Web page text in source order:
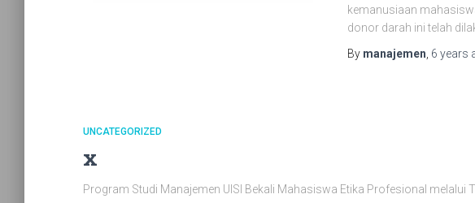
kemanusiaan
donor darah ini telah
By manajemen 6 years
UNCATEGORIZED
x
Program Studi Manajemen UISI Bekali Mahasiswa Etika Profesional melalui